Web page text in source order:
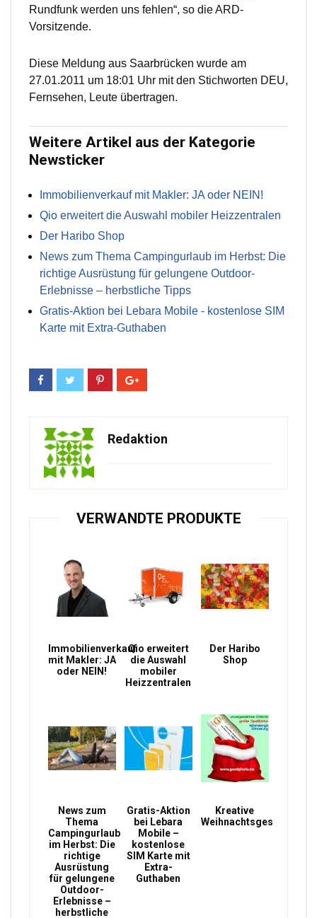
Rundfunk werden uns fehlen“, so die ARD-
Vorsitzende.
Diese Meldung aus Saarbrücken wurde am
27.01.2011 um 18:01 Uhr mit den Stichworten DEU,
Fernsehen, Leute übertragen.
Weitere Artikel aus der Kategorie
Newsticker
Immobilienverkauf mit Makler: JA oder NEIN!
Qio erweitert die Auswahl mobiler Heizzentralen
Der Haribo Shop
News zum Thema Campingurlaub im Herbst: Die
richtige Ausrüstung für gelungene Outdoor-
Erlebnisse – herbstliche Tipps
Gratis-Aktion bei Lebara Mobile - kostenlose SIM
Karte mit Extra-Guthaben
Redaktion
VERWANDTE PRODUKTE
Immobilienverkauf
mit Makler: JA
oder NEIN!
Qio erweitert
die Auswahl
mobiler
Heizzentralen
Der Haribo
Shop
News zum
Thema
Campingurlaub
im Herbst: Die
richtige
Ausrüstung
für gelungene
Outdoor-
Erlebnisse –
herbstliche
Gratis-Aktion
bei Lebara
Mobile –
kostenlose
SIM Karte mit
Extra-
Guthaben
Kreative
Weihnachtsgeschenke